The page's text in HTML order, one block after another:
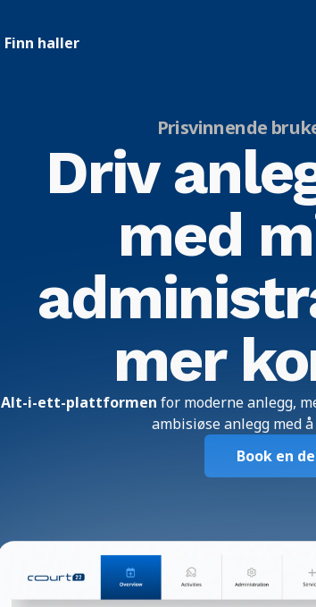
Finn haller
Prisvinnende
Driv
med
mer
Alt-i-ett-plattformen for moderne anlegg,
ambisiøse anlegg med å
Book en